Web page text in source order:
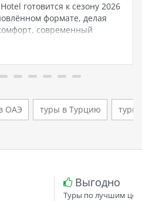
готовится к сезону 2026
формате, делая
современный
семейного отдыха у
выбором для тех,
в…
ОАЭ туры в Турцию туры
Выгодно
Туры по лучшим